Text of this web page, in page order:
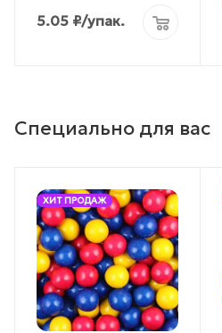
5.05 ₽/упак.
Специально для вас
ХИТ ПРОДАЖ